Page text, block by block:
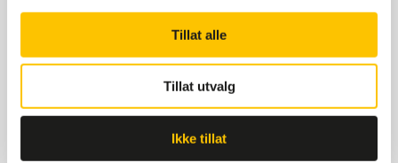
Tillat alle
Tillat utvalg
Ikke tillat
Personvern